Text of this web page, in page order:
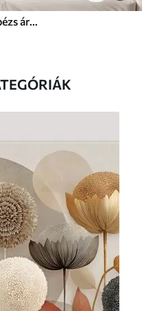
Dombornyomott levelek meleg bézs árnyalatokban